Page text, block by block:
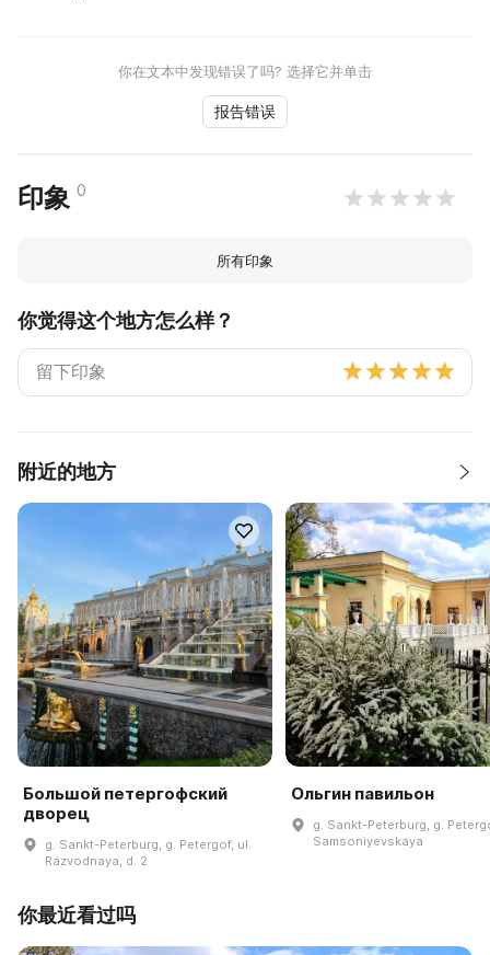
你在文本中发现错误了吗? 选择它并单击
报告错误
印象 0
所有印象
你觉得这个地方怎么样？
附近的地方
Большой петергофский
дворец
g. Sankt-Peterburg, g. Petergof, ul.
Razvodnaya, d. 2
Ольгин павильон
g. Sankt-Peterburg, g.
Samsoniyevskaya
你最近看过吗